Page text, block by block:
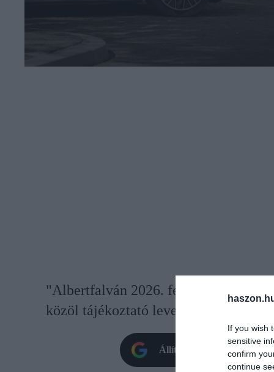
If you wish
sensitive
confirm
continue
"Albertfalván 2026. február 1-től
közöl tájékoztató levelet az újbudai
Állítsd be oldalunkat